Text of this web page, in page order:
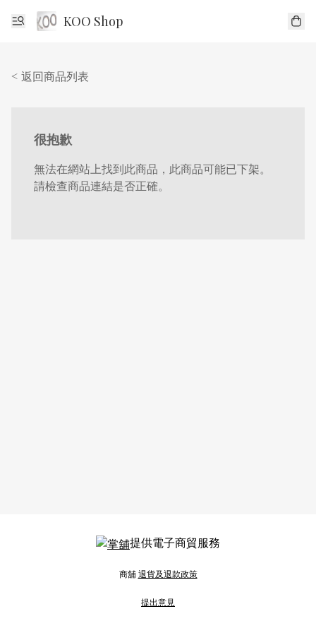
KOO Shop
< 返回商品列表
很抱歉
無法在網站上找到此商品，此商品可能已下架。
請檢查商品連結是否正確。
提供電子商貿服務
商舖退貨及退款政策
提出意見